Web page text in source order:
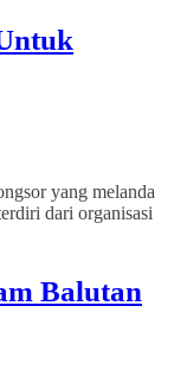
yang melanda
dari organisasi
Balutan